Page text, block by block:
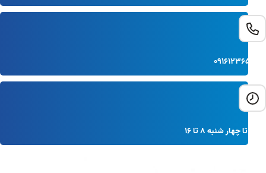
091612365478
شنبه تا چهار شنبه 8 تا 16